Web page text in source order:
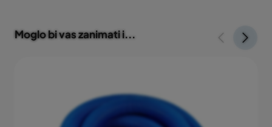
Moglo bi vas zanimati i...